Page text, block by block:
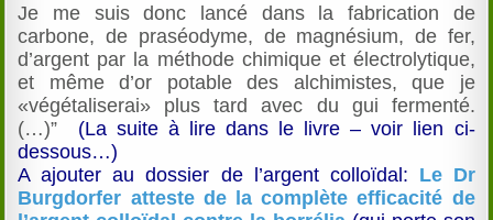
Je me suis donc lancé dans la fabrication de
carbone, de praséodyme, de magnésium, de fer,
d’argent par la méthode chimique et électrolytique,
et même d’or potable des alchimistes, que je
«végétaliserai» plus tard avec du gui fermenté.
(…)” (La suite à lire dans le livre – voir lien ci-
dessous…)
A ajouter au dossier de l’argent colloïdal: Le Dr
Burgdorfer atteste de la complète efficacité de